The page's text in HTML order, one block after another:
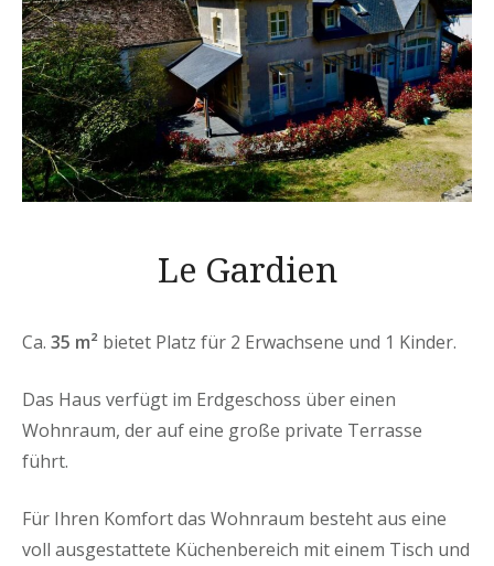
Le Gardien
Ca. 35 m² bietet Platz für 2 Erwachsene und 1 Kinder.
Das Haus verfügt im Erdgeschoss über einen
Wohnraum, der auf eine große private Terrasse
führt.
Für Ihren Komfort das Wohnraum besteht aus eine
voll ausgestattete Küchenbereich mit einem Tisch und